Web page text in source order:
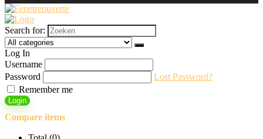
Search for:
Log In
Username
Password
Lost Password?
Remember me
Login
Compare items